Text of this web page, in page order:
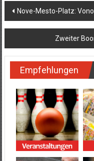
Nove-Mesto-Platz:
Zweiter
Empfehlungen